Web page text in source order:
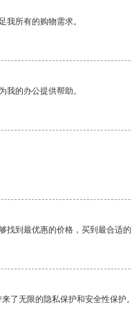
我所有的购物需求。
我的办公提供帮助。
到最优惠的价格，买到最合适的
了无限的隐私保护和安全性保护。